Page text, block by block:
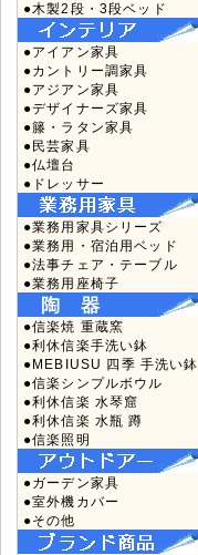
●木製2段・3段ベッド
●アイアン家具
●カントリー調家具
●アジアン家具
●デザイナーズ家具
●籐・ラタン家具
●民芸家具
●仏壇台
●ドレッサー
●業務用家具シリーズ
●業務用・宿泊用ベッド
●法事チェア・テーブル
●業務用座椅子
●信楽焼 重蔵窯
●利休信楽手洗い鉢
●MEBIUSU 四季 手洗い鉢
●信楽シンプルボウル
●利休信楽 水琴窟
●利休信楽 水瓶 蹲
●信楽照明
●ガーデン家具
●室外機カバー
●その他